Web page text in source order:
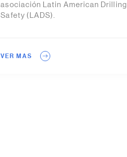
asociación Latin American Drilling
Safety (LADS).
VER MAS